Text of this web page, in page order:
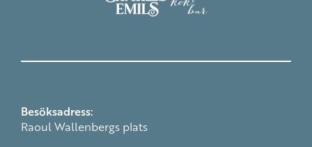
Besöksadress:
Raoul Wallenbergs plats